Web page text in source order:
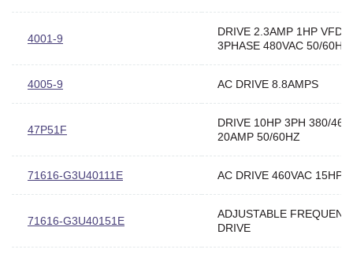
4001-9
DRIVE 2.3AMP 1HP VFD
3PHASE 480VAC 50/60HZ
4005-9 AC DRIVE 8.8AMPS
47P51F
DRIVE 10HP 3PH 380/
20AMP 50/60HZ
71616-G3U40111E AC DRIVE 460VAC 15HP
71616-G3U40151E
ADJUSTABLE
DRIVE